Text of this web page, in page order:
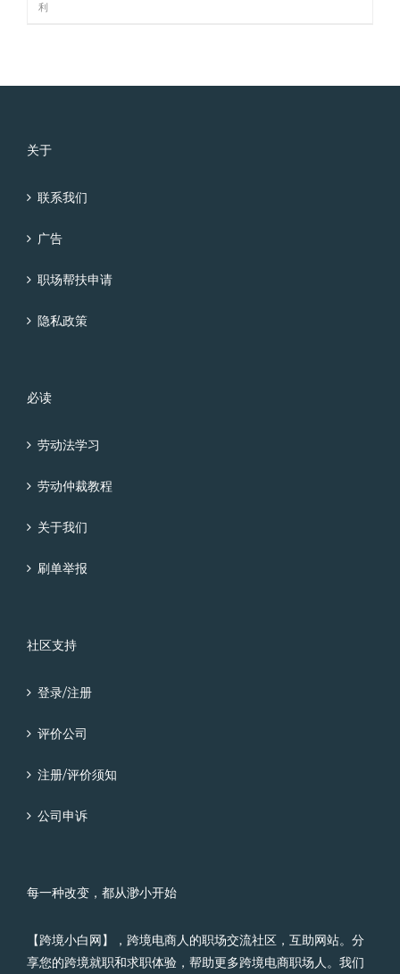
利
关于
联系我们
广告
职场帮扶申请
隐私政策
必读
劳动法学习
劳动仲裁教程
关于我们
刷单举报
社区支持
登录/注册
评价公司
注册/评价须知
公司申诉
每一种改变，都从渺小开始
【跨境小白网】，跨境电商人的职场交流社区，互助网站。分
享您的跨境就职和求职体验，帮助更多跨境电商职场人。我们